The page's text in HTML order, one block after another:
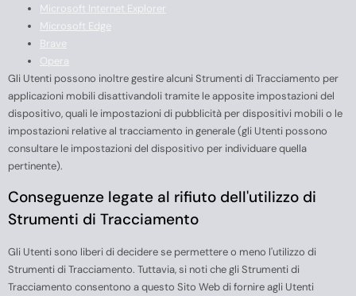
Microsoft Internet Explorer
Microsoft Edge
Brave
Opera
Gli Utenti possono inoltre gestire alcuni Strumenti di Tracciamento per
applicazioni mobili disattivandoli tramite le apposite impostazioni del
dispositivo, quali le impostazioni di pubblicità per dispositivi mobili o le
impostazioni relative al tracciamento in generale (gli Utenti possono
consultare le impostazioni del dispositivo per individuare quella
pertinente).
Conseguenze legate al rifiuto dell'utilizzo di
Strumenti di Tracciamento
Gli Utenti sono liberi di decidere se permettere o meno l'utilizzo di
Strumenti di Tracciamento. Tuttavia, si noti che gli Strumenti di
Tracciamento consentono a questo Sito Web di fornire agli Utenti